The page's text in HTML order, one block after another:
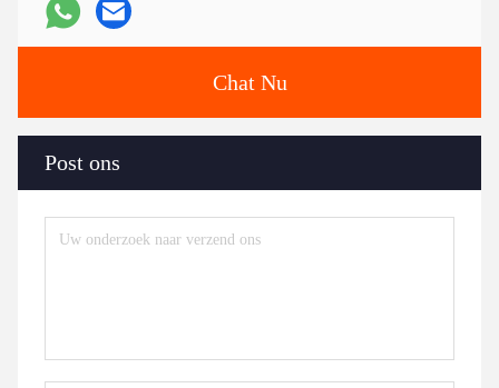
Chat Nu
Post ons